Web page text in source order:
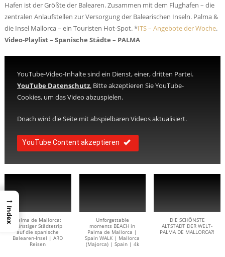
Hafen ist der Größte der Balearen. Zusammen mit dem Flughafen – die
zentralen Anlaufstellen zur Versorgung der Balearischen Inseln. Palma &
die Insel Mallorca – ein Touristen Hot-Spot. *ITS – Angebote der Woche.
Video-Playlist – Spanische Städte – PALMA
YouTube-Video-Inhalte sind ein Dienst, einer, dritten Partei.
YouTube Datenschutz.Bitte akzeptieren Sie YouTube-
Cookies, um das Video abzuspielen.
Dnach wird die Seite mit abspielbaren Videos aktualisiert.
YouTube Content akzeptieren
Palma de Mallorca:
Günstiger Städtetrip
auf die spanische
Balearen-Insel | ARD
Reisen
Unforgettable
moments BEACH in
Palma de Mallorca |
Spain WALK | Mallorca
(Majorca) | Spain | 4k
DIE SCHÖNSTE
ALTSTADT DER WELT-
PALMA DE MALLORCA?!
→
Index